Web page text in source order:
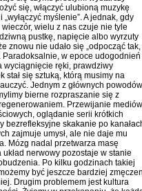
się, włączyć ulubioną muzykę
„wyłączyć myślenie”. A jednak, gdy
wielu z nas czuje nie tyle
pustkę, napięcie albo wyrzuty
znowu nie udało się „odpocząć tak,
Paradoksalnie, w epoce udogodnień
wyciągnięcie ręki, prawdziwy
stał się sztuką, którą musimy na
Jednym z głównych powodów
bierne rozpraszanie się z
Przewijanie mediów
oglądanie serii krótkich
bezrefleksyjne skakanie po
zajmuje umysł, ale nie daje mu
Mózg nadal przetwarza masę
układ nerwowy pozostaje w stanie
Po kilku godzinach takiej
być jeszcze bardziej
Drugim problemem jest kultura